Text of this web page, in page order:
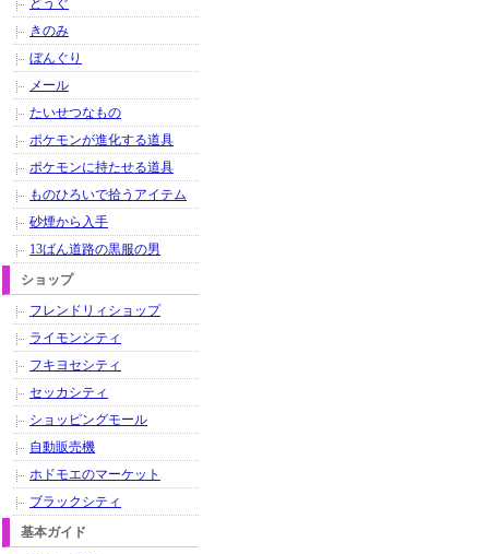
どうぐ
きのみ
ぼんぐり
メール
たいせつなもの
ポケモンが進化する道具
ポケモンに持たせる道具
ものひろいで拾うアイテム
砂煙から入手
13ばん道路の黒服の男
ショップ
フレンドリィショップ
ライモンシティ
フキヨセシティ
セッカシティ
ショッピングモール
自動販売機
ホドモエのマーケット
ブラックシティ
基本ガイド